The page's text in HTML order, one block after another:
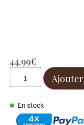
44.99€
En stock